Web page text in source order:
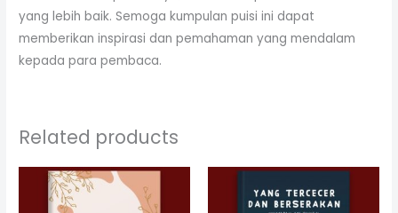
yang lebih baik. Semoga kumpulan puisi ini dapat
memberikan inspirasi dan pemahaman yang mendalam
kepada para pembaca.
Related products